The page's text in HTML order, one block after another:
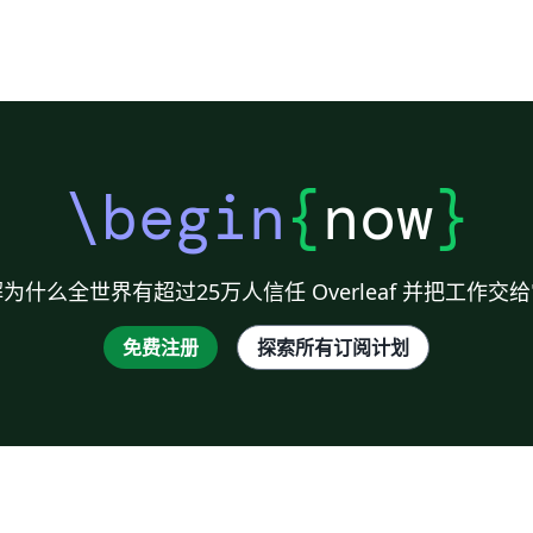
\begin{now}
什么全世界有超过25万人信任 Overleaf 并把工作交
免费注册 探索所有订阅计划